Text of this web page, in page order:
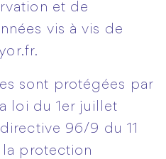
et de
vis à vis de
sont protégées par
loi du 1er juillet
96/9 du 11
la protection